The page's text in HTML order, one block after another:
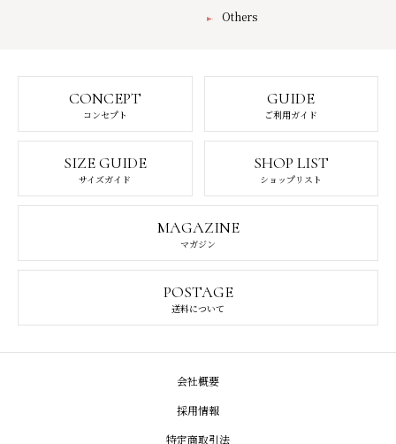
Others
CONCEPT
コンセプト
GUIDE
ご利用ガイド
SIZE GUIDE
サイズガイド
SHOP LIST
ショップリスト
MAGAZINE
マガジン
POSTAGE
送料について
会社概要
採用情報
特定商取引法